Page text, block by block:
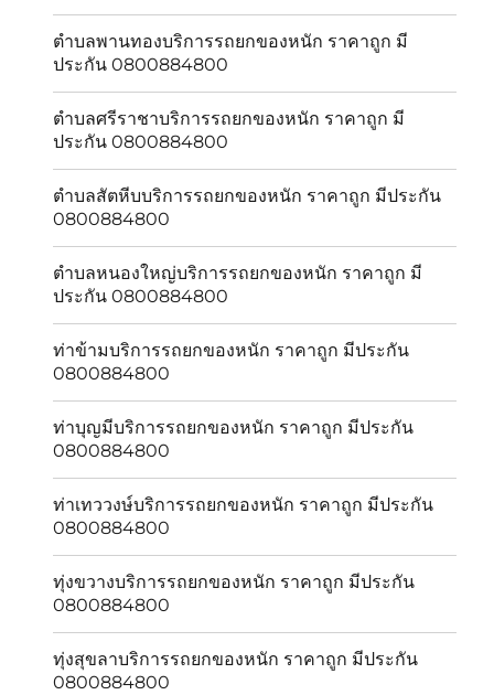
ตำบลพานทองบริการรถยกของหนัก ราคาถูก มี
ประกัน 0800884800
ตำบลศรีราชาบริการรถยกของหนัก ราคาถูก มี
ประกัน 0800884800
ตำบลสัตหีบบริการรถยกของหนัก ราคาถูก มีประกัน
0800884800
ตำบลหนองใหญ่บริการรถยกของหนัก ราคาถูก มี
ประกัน 0800884800
ท่าข้ามบริการรถยกของหนัก ราคาถูก มีประกัน
0800884800
ท่าบุญมีบริการรถยกของหนัก ราคาถูก มีประกัน
0800884800
ท่าเทววงษ์บริการรถยกของหนัก ราคาถูก มีประกัน
0800884800
ทุ่งขวางบริการรถยกของหนัก ราคาถูก มีประกัน
0800884800
ทุ่งสุขลาบริการรถยกของหนัก ราคาถูก มีประกัน
0800884800